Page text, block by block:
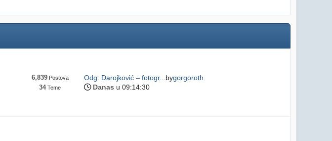
6,839Postova
34Teme
Odg: Darojković – fotogr... bygorgoroth
Danas u 09:14:30